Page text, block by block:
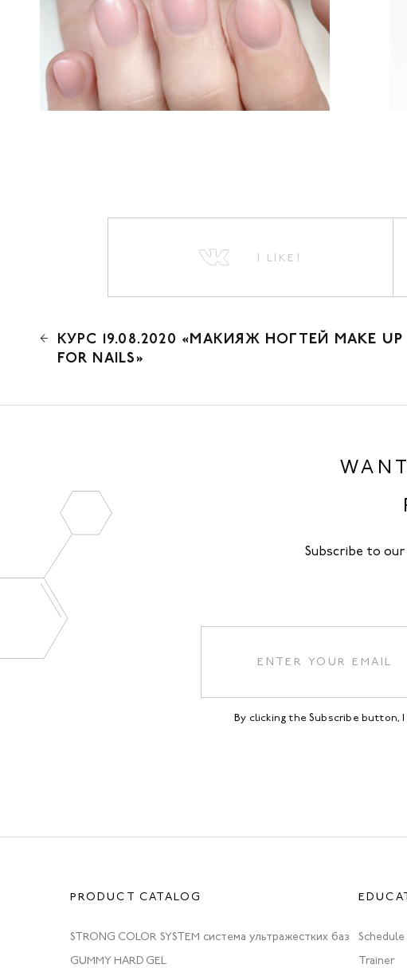
I LIKE!
КУРС 19.08.2020 «МАКИЯЖ НОГТЕЙ MAKE UP
FOR NAILS»
Subscribe to
By clicking the Subscribe
PRODUCT CATALOG
STRONG COLOR SYSTEM система ультражестких баз
GUMMY HARD GEL
Schedule
Trainer